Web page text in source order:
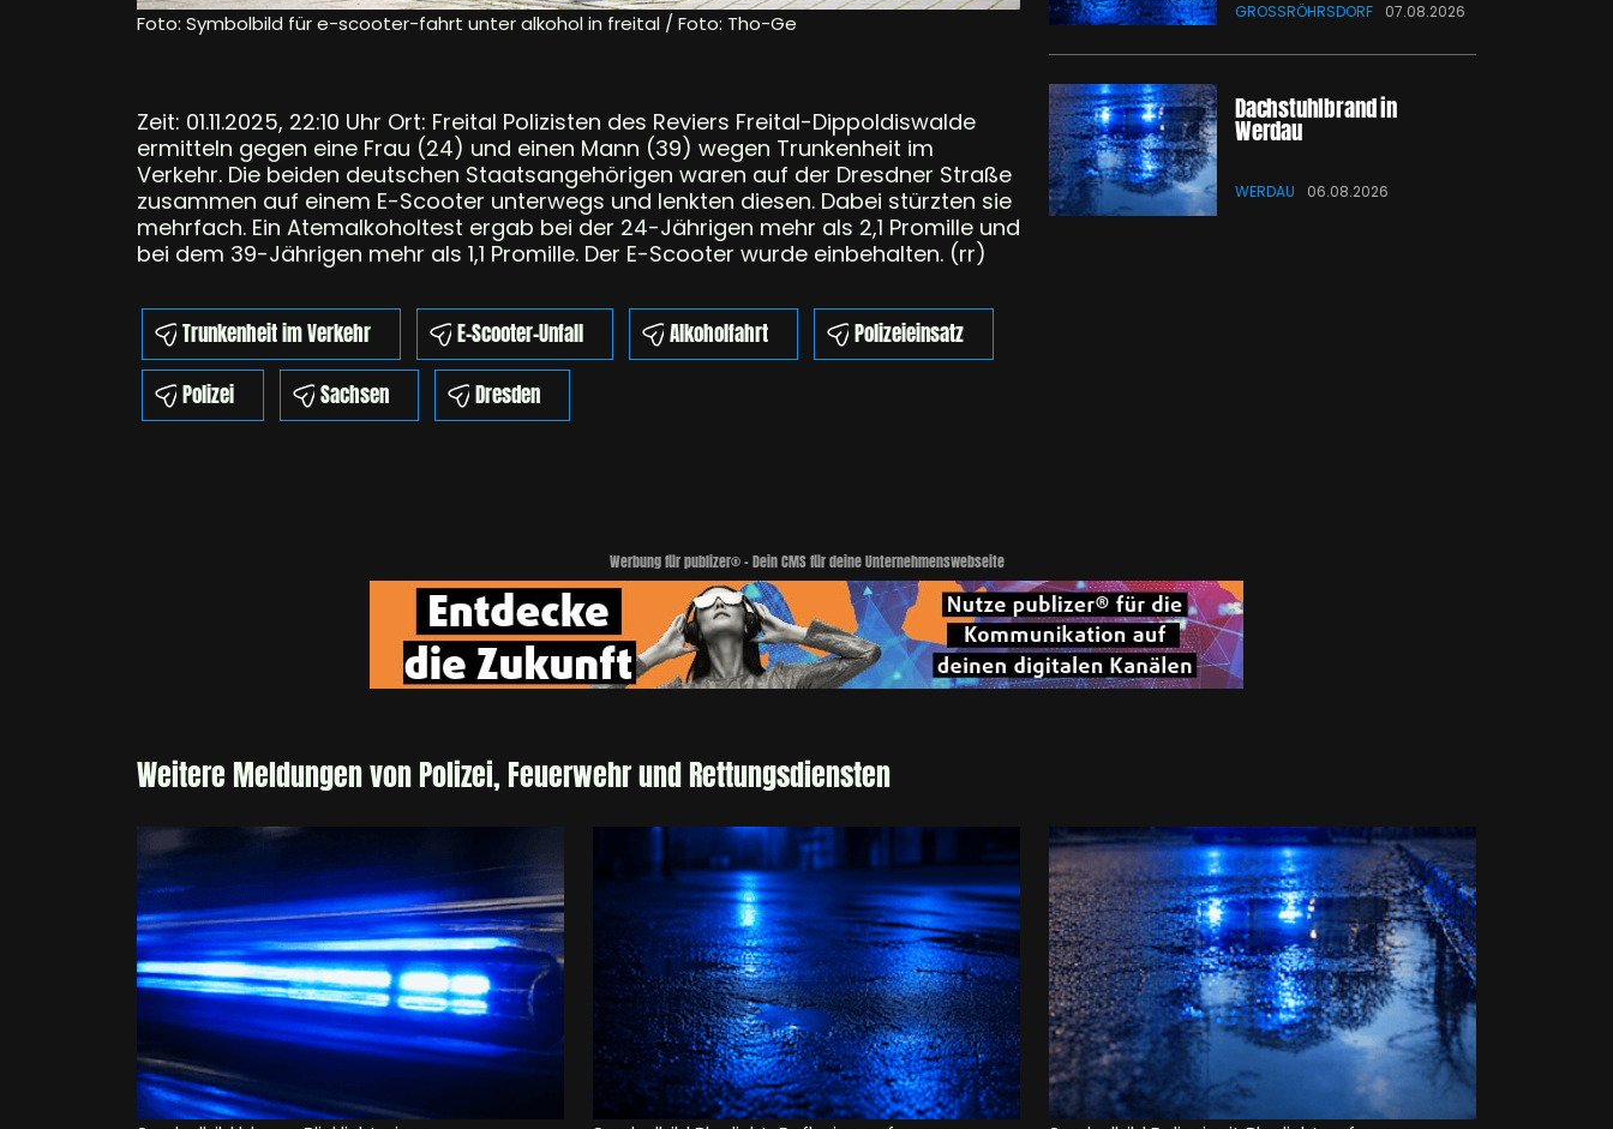
Foto: Symbolbild für e-scooter-fahrt unter alkohol in freital / Foto: Tho-Ge
Zeit: 01.11.2025, 22:10 Uhr Ort: Freital Polizisten des Reviers Freital-Dippoldiswalde
ermitteln gegen eine Frau (24) und einen Mann (39) wegen Trunkenheit im
Verkehr. Die beiden deutschen Staatsangehörigen waren auf der Dresdner Straße
zusammen auf einem E-Scooter unterwegs und lenkten diesen. Dabei stürzten sie
mehrfach. Ein Atemalkoholtest ergab bei der 24-Jährigen mehr als 2,1 Promille und
bei dem 39-Jährigen mehr als 1,1 Promille. Der E-Scooter wurde einbehalten. (rr)
Trunkenheit im Verkehr E-Scooter-Unfall Alkoholfahrt
Polizeieinsatz
Polizei
Sachsen Dresden
GROSSRÖHRSDORF 07.08.2026
Dachstuhlbrand in
Werdau
WERDAU 06.08.2026
Werbung für publizer® - Dein CMS für deine Unternehmenswebseite
Weitere Meldungen von Polizei, Feuerwehr und Rettungsdiensten